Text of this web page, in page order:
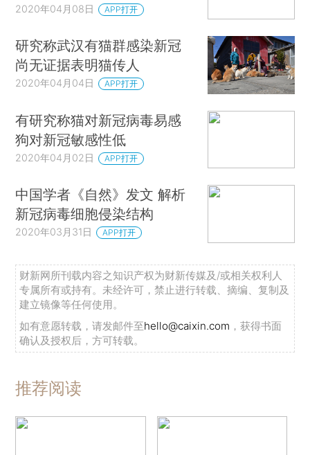
2020年04月08日 APP打开
研究称武汉有猫群感染新冠
尚无证据表明猫传人
2020年04月04日 APP打开
有研究称猫对新冠病毒易感
狗对新冠敏感性低
2020年04月02日 APP打开
中国学者《自然》发文 解析
新冠病毒细胞侵染结构
2020年03月31日 APP打开
财新网所刊载内容之知识产权为财新传媒及/或相关权利人
专属所有或持有。未经许可，禁止进行转载、摘编、复制及
建立镜像等任何使用。
如有意愿转载，请发邮件至hello@caixin.com ，获得书面
确认及授权后，方可转载。
推荐阅读